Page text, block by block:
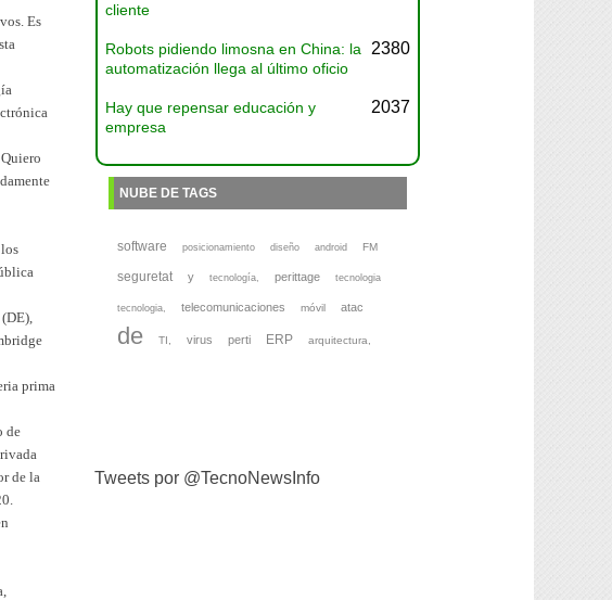
Es
prima
de
de la
cliente
Robots pidiendo limosna en China: la
automatización llega al último oficio
2380
Hay que repensar educación y
empresa
2037
NUBE DE TAGS
software posicionamiento diseño android FM
seguretat y tecnología, perittage tecnologia
tecnologia, telecomunicaciones móvil atac
de TI, virus perti ERP arquitectura,
Tweets por @TecnoNewsInfo